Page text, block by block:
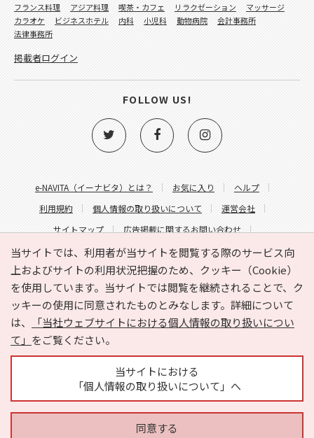
当サイトでは、利用者が当サイトを閲覧する際のサービス向
上およびサイトの利用状況把握のため、クッキー（Cookie）
を使用しています。当サイトでは閲覧を継続されることで、ク
ッキーの使用に同意されたものとみなします。詳細について
は、
「当社ウェブサイトにおける個人情報の取り扱いについ
て」 をご覧ください。
当サイトにおける
「個人情報の取り扱いについて」へ
同意する
e-NAVITA（イーナビタ）とは？ お気に入り
ヘルプ
利用規約
個人情報の取り扱いについて
運営会社
サイトマップ
広告掲載に関するお問い合わせ
サイトの内容に関するお問い合わせ
フランス料理
アジア料理 喫茶・カフェ リラクゼーション
マッサージ
カラオケ
ビジネスホテル 内科 小児科 動物病院
会計事務所
法律事務所
掲載者ログイン
FOLLOW US!
Copyright © HYOJITO.Co.,Ltd. All Rights Reserved.